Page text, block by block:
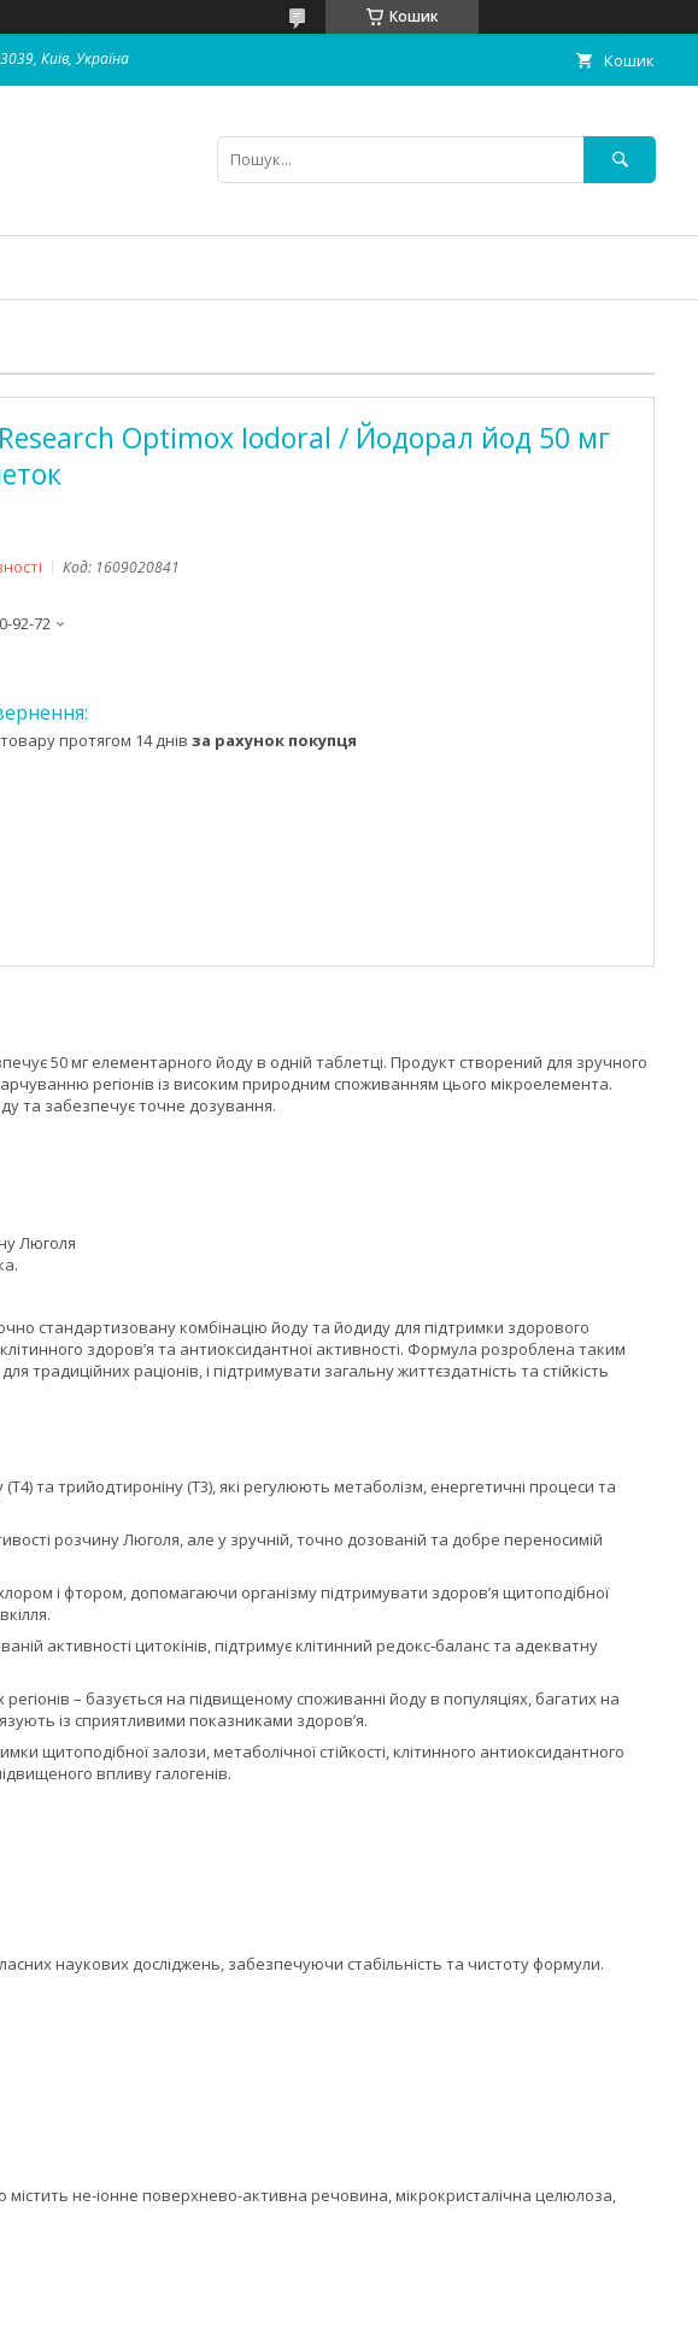
Кошик
Київ, Україна Кошик
Optimox Iodoral / Йодорал йод 50 мг
Код: 1609020841
92-72
протягом 14 днів за рахунок покупця
50 мг елементарного йоду в одній таблетці. Продукт створений для зручного
регіонів із високим природним споживанням цього мікроелемента.
та забезпечує точне дозування.
Люголя
стандартизовану комбінацію йоду та йодиду для підтримки здорового
здоров’я та антиоксидантної активності. Формула розроблена таким
раціонів, і підтримувати загальну життєздатність та стійкість
та трийодтироніну (T3), які регулюють метаболізм, енергетичні процеси та
розчину Люголя, але у зручній, точно дозованій та добре переносимій
і фтором, допомагаючи організму підтримувати здоров’я щитоподібної
активності цитокінів, підтримує клітинний редокс‑баланс та адекватну
– базується на підвищеному споживанні йоду в популяціях, багатих на
із сприятливими показниками здоров’я.
щитоподібної залози, метаболічної стійкості, клітинного антиоксидантного
впливу галогенів.
наукових досліджень, забезпечуючи стабільність та чистоту формули.
містить не-іонне поверхнево-активна речовина, мікрокристалічна целюлоза,